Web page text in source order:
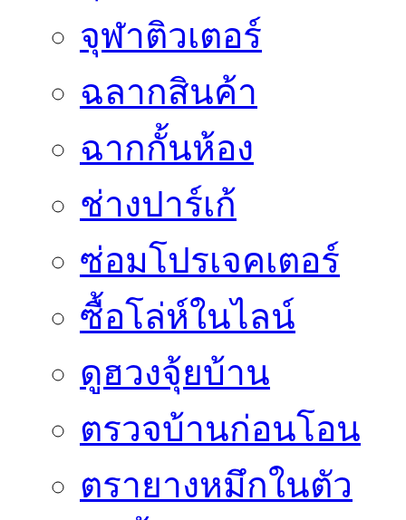
จุฬาติวเตอร์
ฉลากสินค้า
ฉากกั้นห้อง
ช่างปาร์เก้
ซ่อมโปรเจคเตอร์
ซื้อโล่ห์ในไลน์
ดูฮวงจุ้ยบ้าน
ตรวจบ้านก่อนโอน
ตรายางหมึกในตัว